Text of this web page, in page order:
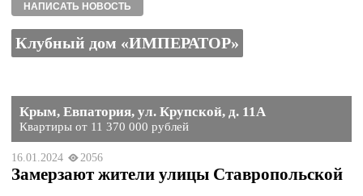
НАПИСАТЬ НОВОСТЬ
Клубный дом «ИМПЕРАТОР»
Крым, Евпатория, ул. Крупской, д. 11А
Квартиры от 11 370 000 рублей
16.01.2024 2056
Замерзают жители улицы Ставропольской